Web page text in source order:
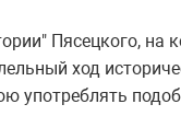
Пясецкого, на
ход
употреблять